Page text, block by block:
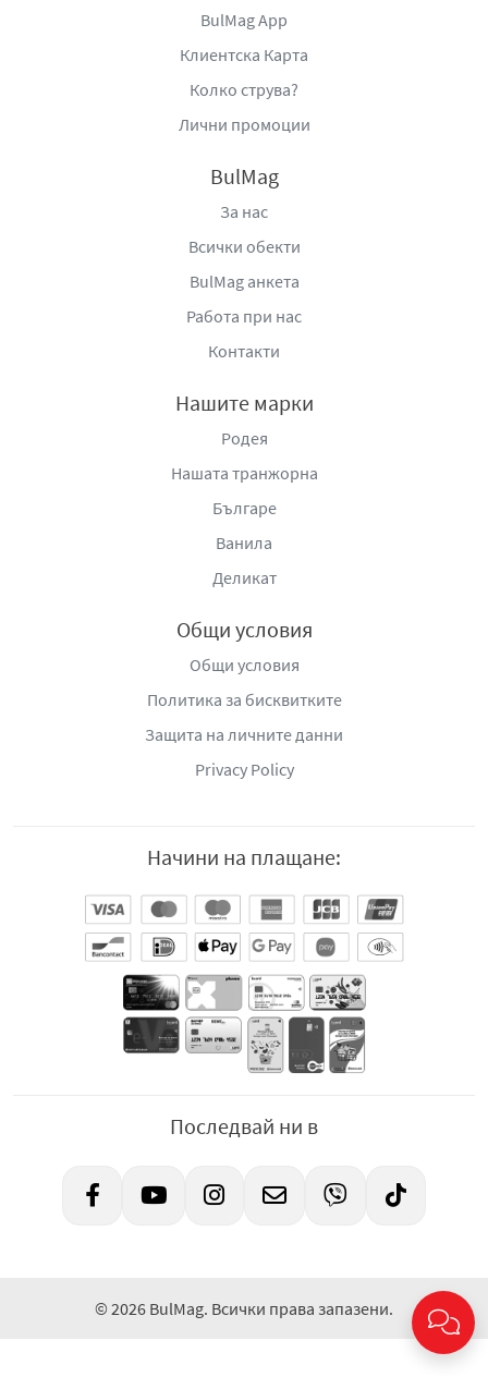
BulMag App
Клиентска Карта
Колко струва?
Лични промоции
BulMag
За нас
Всички обекти
BulMag анкета
Работа при нас
Контакти
Нашите марки
Родея
Нашата транжорна
Българе
Ванила
Деликат
Общи условия
Общи условия
Политика за бисквитките
Защита на личните данни
Privacy Policy
Начини на плащане:
Последвай ни в
© 2026 BulMag. Всички права запазени.